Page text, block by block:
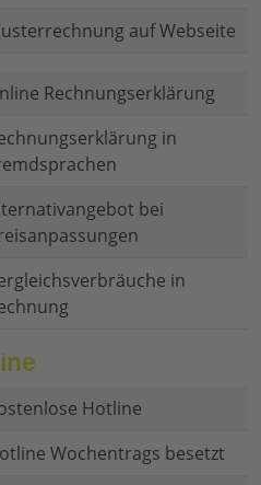
auf Webseite
Rechnungserklärung
in
bei
in
Hotline
Wochentrags besetzt